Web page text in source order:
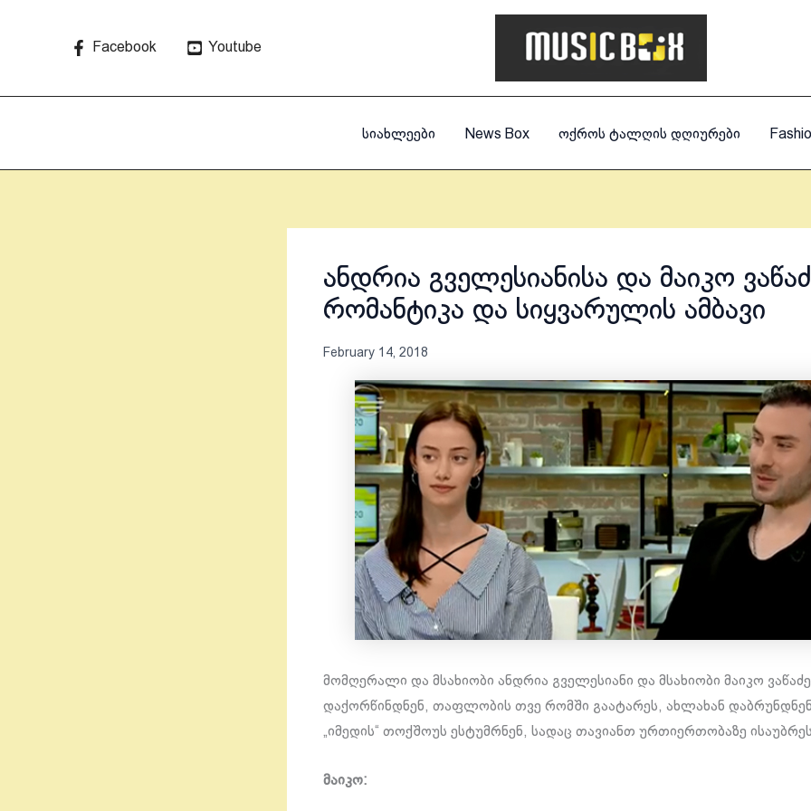
Facebook Youtube
სიახლეები News Box ოქროს ტალღის დღიურები
ანდრია გველესიანისა და მაიკო
რომანტიკა და სიყვარულის ამბავი
February 14, 2018
მომღერალი და მსახიობი ანდრია გველესიანი და მსახიობი მაიკო ვაწაძე
დაქორწინდნენ, თაფლობის თვე რომში გაატარეს, ახლახან
„იმედის“ თოქშოუს ესტუმრნენ, სადაც თავიანთ ურთიერთობაზე
მაიკო: